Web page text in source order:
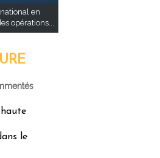
en
opérations...
le